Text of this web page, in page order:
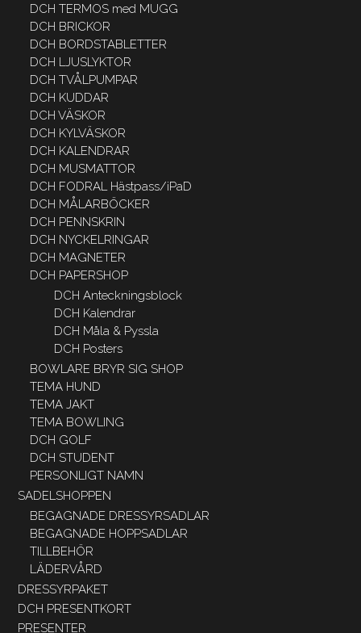
DCH TERMOS med MUGG
DCH BRICKOR
DCH BORDSTABLETTER
DCH LJUSLYKTOR
DCH TVÅLPUMPAR
DCH KUDDAR
DCH VÄSKOR
DCH KYLVÄSKOR
DCH KALENDRAR
DCH MUSMATTOR
DCH FODRAL Hästpass/iPaD
DCH MÅLARBÖCKER
DCH PENNSKRIN
DCH NYCKELRINGAR
DCH MAGNETER
DCH PAPERSHOP
DCH Anteckningsblock
DCH Kalendrar
DCH Måla & Pyssla
DCH Posters
BOWLARE BRYR SIG SHOP
TEMA HUND
TEMA JAKT
TEMA BOWLING
DCH GOLF
DCH STUDENT
PERSONLIGT NAMN
SADELSHOPPEN
BEGAGNADE DRESSYRSADLAR
BEGAGNADE HOPPSADLAR
TILLBEHÖR
LÄDERVÅRD
DRESSYRPAKET
DCH PRESENTKORT
PRESENTER